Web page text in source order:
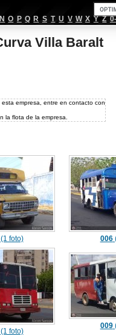
N O P Q R S T U V W X Y Z
Villa Baralt
empresa, entre en contacto con
la flota de la empresa.
foto) 006
foto)
009